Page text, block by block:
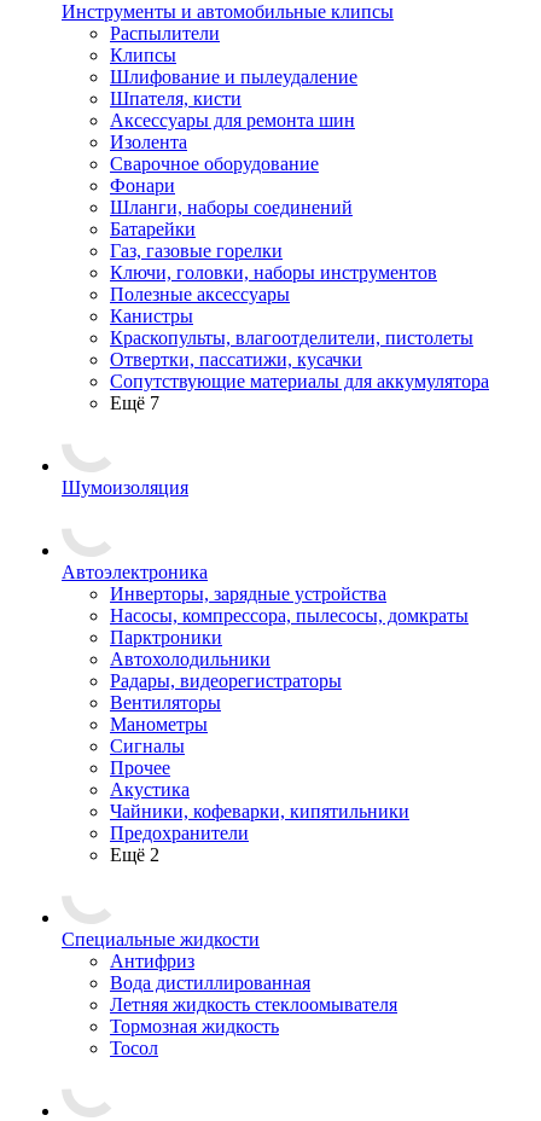
Инструменты и автомобильные клипсы
Распылители
Клипсы
Шлифование и пылеудаление
Шпателя, кисти
Аксессуары для ремонта шин
Изолента
Сварочное оборудование
Фонари
Шланги, наборы соединений
Батарейки
Газ, газовые горелки
Ключи, головки, наборы инструментов
Полезные аксессуары
Канистры
Краскопульты, влагоотделители, пистолеты
Отвертки, пассатижи, кусачки
Сопутствующие материалы для аккумулятора
Ещё 7
Шумоизоляция
Автоэлектроника
Инверторы, зарядные устройства
Насосы, компрессора, пылесосы, домкраты
Парктроники
Автохолодильники
Радары, видеорегистраторы
Вентиляторы
Манометры
Сигналы
Прочее
Акустика
Чайники, кофеварки, кипятильники
Предохранители
Ещё 2
Специальные жидкости
Антифриз
Вода дистиллированная
Летняя жидкость стеклоомывателя
Тормозная жидкость
Тосол